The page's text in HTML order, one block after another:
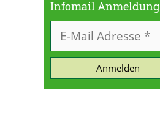
Infomail Anmeldung
Anmelden